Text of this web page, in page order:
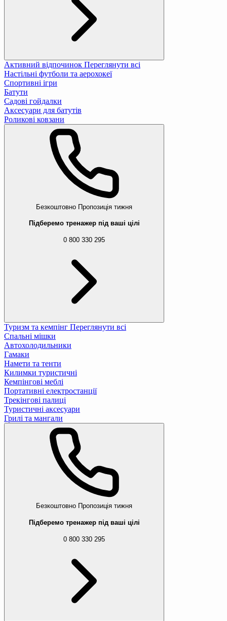
Активний відпочинок Переглянути всі
Настільні футболи та аерохокеї
Спортивні ігри
Батути
Садові гойдалки
Аксесуари для батутів
Роликові ковзани
Безкоштовно Пропозиція тижня
Підберемо тренажер під ваші цілі
0 800 330 295
Туризм та кемпінг Переглянути всі
Спальні мішки
Автохолодильники
Гамаки
Намети та тенти
Килимки туристичні
Кемпінгові меблі
Портативні електростанції
Трекінгові палиці
Туристичні аксесуари
Грилі та мангали
Безкоштовно Пропозиція тижня
Підберемо тренажер під ваші цілі
0 800 330 295